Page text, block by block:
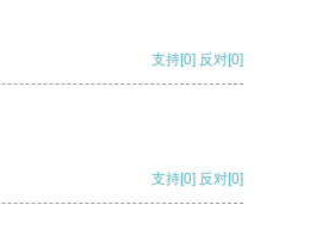
支持[0] 反对[0]
支持[0] 反对[0]